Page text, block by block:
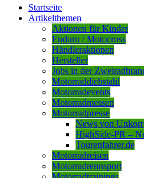
Startseite
Artikelthemen
Aktionen für Kinder
Enduro / Motocross
Händleraktionen
Hersteller
Jobs in der
Motorraddiebstahl
Motorradevents
Motorradmessen
Motorradpresse
News von
HighSide-PR –
Tourenfahrer.de
Motorradreisen
Motorradrennsport